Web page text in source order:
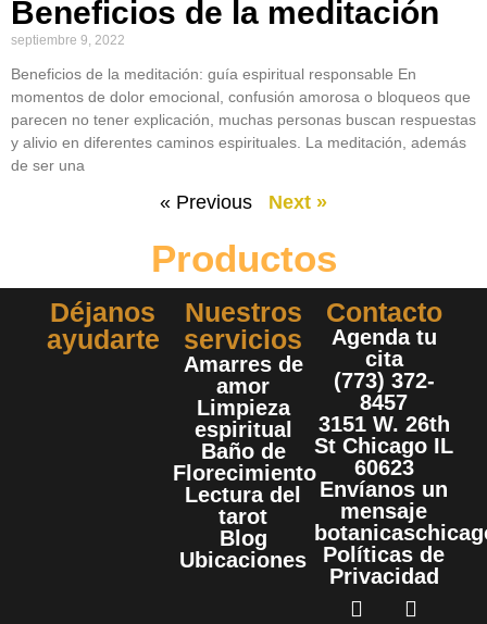
Beneficios de la meditación
septiembre 9, 2022
Beneficios de la meditación: guía espiritual responsable En
momentos de dolor emocional, confusión amorosa o bloqueos que
parecen no tener explicación, muchas personas buscan respuestas
y alivio en diferentes caminos espirituales. La meditación, además
de ser una
« Previous Next »
Productos
Déjanos
ayudarte
Nuestros
servicios
Amarres de
amor
Limpieza
espiritual
Baño de
Florecimiento
Lectura del
tarot
Blog
Ubicaciones
Contacto
Agenda tu
cita
(773) 372-
8457
3151 W. 26th
St Chicago IL
60623
Envíanos un
mensaje
Políticas de
Privacidad